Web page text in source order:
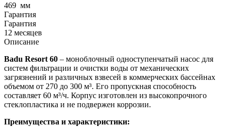
469 мм
Гарантия
Гарантия
12 месяцев
Описание
Badu Resort 60 – моноблочный одноступенчатый насос для
систем фильтрации и очистки воды от механических
загрязнений и различных взвесей в коммерческих бассейнах
объемом от 270 до 300 м³. Его пропускная способность
составляет 60 м³/ч. Корпус изготовлен из высокопрочного
стеклопластика и не подвержен коррозии.
Преимущества и характеристики: